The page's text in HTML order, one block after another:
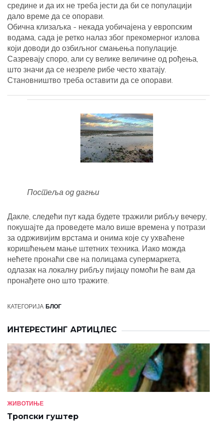
средине и да их не треба јести да би се популацији
дало време да се опорави.
Обична клизаљка - некада уобичајена у европским
водама, сада је ретко налаз због прекомерног излова
који доводи до озбиљног смањења популације.
Сазревају споро, али су велике величине од рођења,
што значи да се незреле рибе често хватају.
Становништво треба оставити да се опорави.
Постеља од дагњи
Дакле, следећи пут када будете тражили рибљу вечеру,
покушајте да проведете мало више времена у потрази
за одрживијим врстама и онима које су ухваћене
коришћењем мање штетних техника. Иако можда
нећете пронаћи све на полицама супермаркета,
одлазак на локалну рибљу пијацу помоћи ће вам да
пронађете оно што тражите.
КАТЕГОРИЈА БЛОГ
ИНТЕРЕСТИНГ АРТИЦЛЕС
ЖИВОТИЊЕ
Тропски гуштер